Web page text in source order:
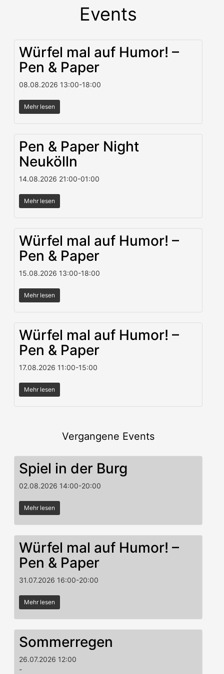
Events
Würfel mal auf Humor! –
Pen & Paper
08.08.2026 13:00-18:00
Mehr lesen
Pen & Paper Night
Neukölln
14.08.2026 21:00-01:00
Mehr lesen
Würfel mal auf Humor! –
Pen & Paper
15.08.2026 13:00-18:00
Mehr lesen
Würfel mal auf Humor! –
Pen & Paper
17.08.2026 11:00-15:00
Mehr lesen
Vergangene Events
Spiel in der Burg
02.08.2026 14:00-20:00
Mehr lesen
Würfel mal auf Humor! –
Pen & Paper
31.07.2026 16:00-20:00
Mehr lesen
Sommerregen
26.07.2026 12:00
-